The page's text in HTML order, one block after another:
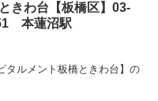
きわ台【板橋区】03-
本蓮沼駅
タルメント板橋ときわ台】の